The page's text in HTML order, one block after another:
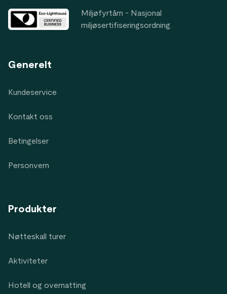
Miljøfyrtårn - Nasjonal
miljøsertifiseringsordning.
Generelt
Kundeservice
Kontakt oss
Betingelser
Personvern
Produkter
Nøtteskall turer
Aktiviteter
Hotell og overnatting